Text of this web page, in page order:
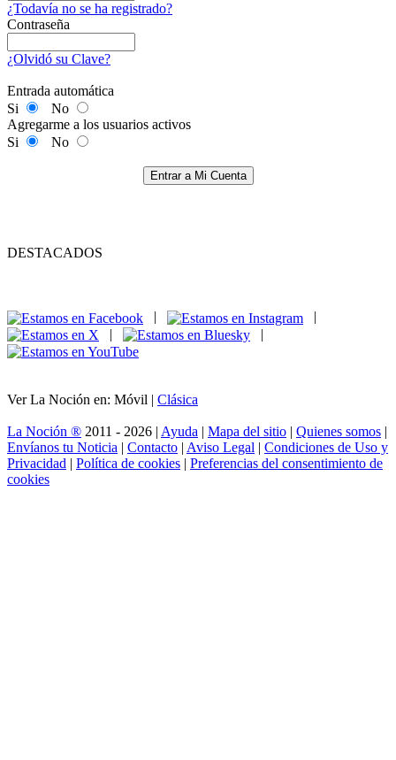
¿Todavía no se ha registrado?
Contraseña
¿Olvidó su Clave?
Entrada automática
Si
No
Agregarme a los usuarios activos
Si
No
Entrar a Mi Cuenta
DESTACADOS
|
|
Ver La Noción en: Móvil | Clásica
La Noción ® 2011 - 2026 | Ayuda | Mapa del sitio | Quienes somos |
Envíanos tu Noticia | Contacto | Aviso Legal | Condiciones de Uso y
Privacidad | Política de cookies | Preferencias del consentimiento de
cookies